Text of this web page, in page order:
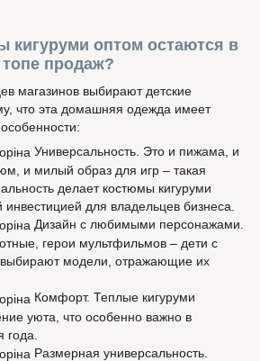
кигуруми оптом остаются в
топе продаж?
магазинов выбирают детские
что эта домашняя одежда имеет
Универсальность. Это и пижама, и
и милый образ для игр – такая
делает костюмы кигуруми
для владельцев бизнеса.
Дизайн с любимыми персонажами.
герои мультфильмов – дети с
выбирают модели, отражающие их
Комфорт. Теплые кигуруми
уюта, что особенно важно в
Размерная универсальность.